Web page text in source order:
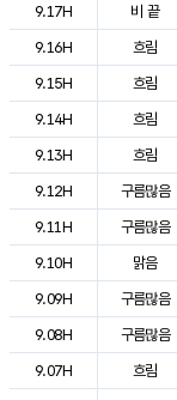
9.17H
비 끝
9.16H
흐림
9.15H
흐림
9.14H
흐림
9.13H
흐림
9.12H
구름많음
9.11H
구름많음
9.10H
맑음
9.09H
구름많음
9.08H
구름많음
9.07H
흐림